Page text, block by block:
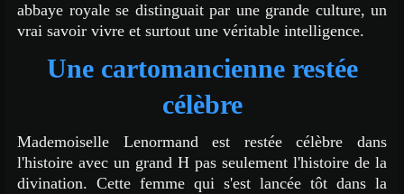
abbaye royale se distinguait par une grande culture, un
vrai savoir vivre et surtout une véritable intelligence.
Une cartomancienne restée
célèbre
Mademoiselle Lenormand est restée célèbre dans
l'histoire avec un grand H pas seulement l'histoire de la
divination. Cette femme qui s'est lancée tôt dans la